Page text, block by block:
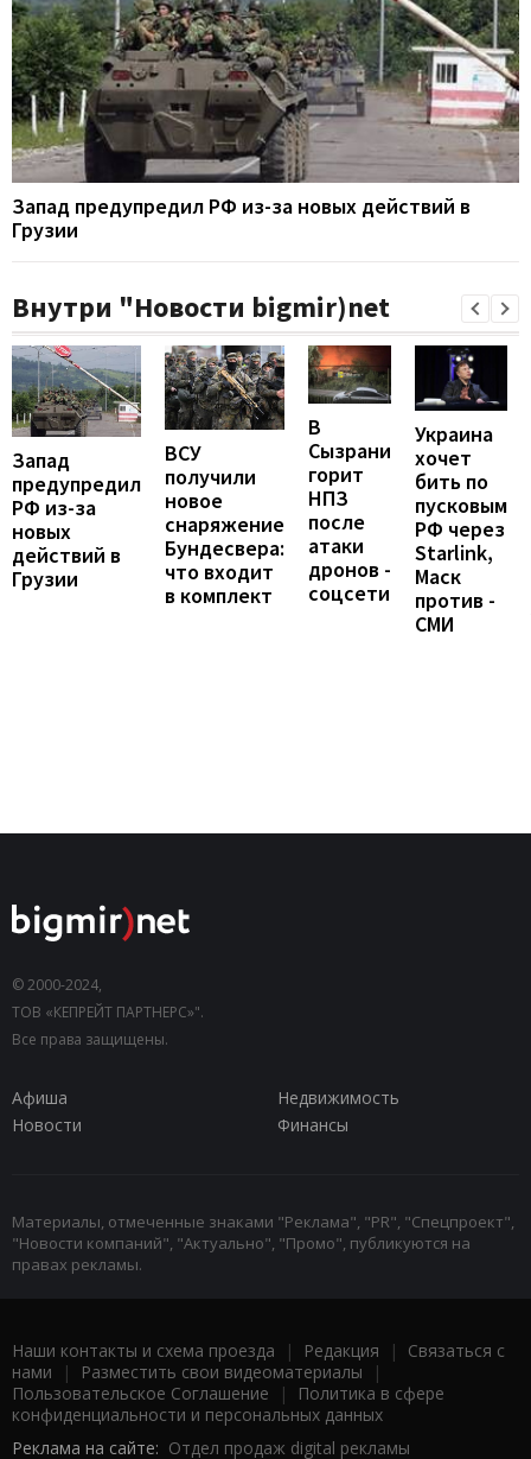
Запад предупредил РФ из-за новых действий в
Грузии
Внутри "Новости bigmir)net
Запад
предупредил
РФ из-за
новых
действий в
Грузии
ВСУ
получили
новое
снаряжение
Бундесвера:
что входит
в комплект
В
Сызрани
горит
НПЗ
после
атаки
дронов -
соцсети
Украина
хочет
бить по
пусковым
РФ через
Starlink,
Маск
против -
СМИ
© 2000-2024,
ТОВ «КЕПРЕЙТ ПАРТНЕРС»".
Все права защищены.
Афиша
Недвижимость
Новости
Финансы
Материалы, отмеченные знаками "Реклама", "PR", "Спецпроект",
"Новости компаний", "Актуально", "Промо", публикуются на
правах рекламы.
Наши контакты и схема проезда | Редакция | Связаться с
нами | Разместить свои видеоматериалы |
Пользовательское Соглашение |
Политика в сфере
конфиденциальности и персональных данных
Реклама на сайте: Отдел продаж digital рекламы